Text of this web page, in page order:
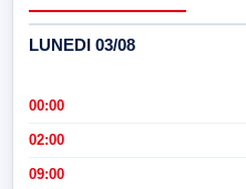
LUNEDI 03/08
00:00
02:00
09:00